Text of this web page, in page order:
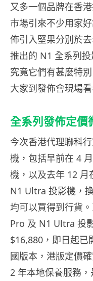
又多一個品牌在香
市場引來不少用家
佈引入堅果分別於
推出的 N1 全系列
究竟它們有甚麼特
大家到發佈會現場看
全系列發佈定價
今次香港代理聯科
機，包括早前在 4
機，以及去年 12
N1 Ultra 投影機，
均可以買得到行貨
Pro 及 N1 Ultra 投
$16,880，即日起已
國版本，港版定價
2 年本地保養服務